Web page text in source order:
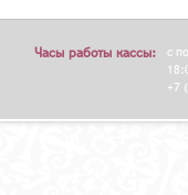
Часы работы кассы:
с
+7